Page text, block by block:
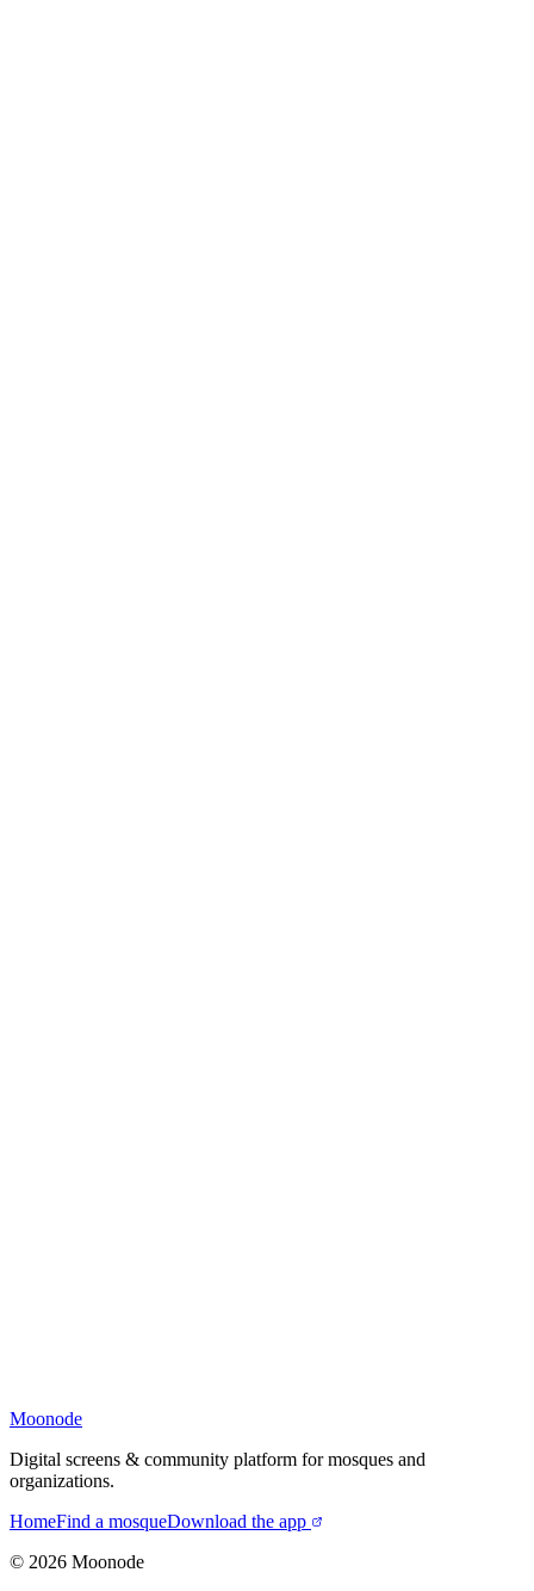
Moonode
Digital screens & community platform for mosques and
organizations.
HomeFind a mosqueDownload the app
© 2026 Moonode